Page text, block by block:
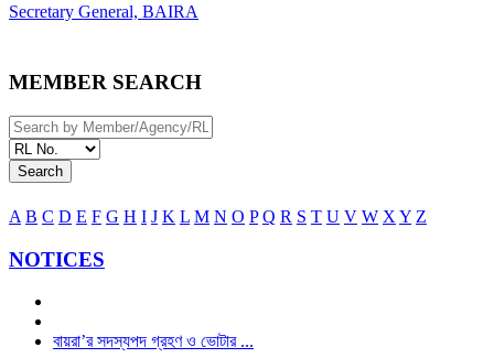
Secretary General, BAIRA
MEMBER SEARCH
Search
A B C D E F G H I J K L M N O P Q R S T U V W X Y Z
NOTICES
বায়রা’র সদস্যপদ গ্রহণ ও ভোটার ...